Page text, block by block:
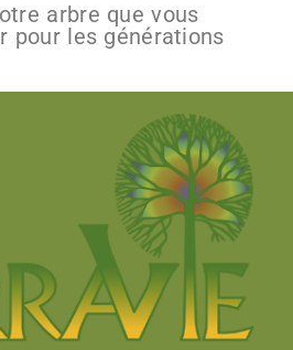
arbre que vous
pour les générations